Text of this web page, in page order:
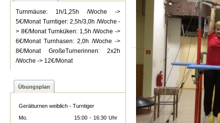
Turnmäuse: 1h/1,25h /Woche ->
5€/Monat Turntiger: 2,5h/3,0h /Woche -
> 8€/Monat Turnküken: 1,5h /Woche ->
6€/Monat Turnhasen: 2,0h /Woche ->
8€/Monat GroßeTurnerinnen: 2x2h
/Woche -> 12€/Monat
Übungsplan
Gerätturnen weiblich - Turntiger
Mo.
15:00 - 16:30 Uhr